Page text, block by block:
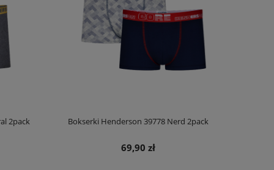
2pack Bokserki Henderson 39778 Nerd 2pack
69,90 zł